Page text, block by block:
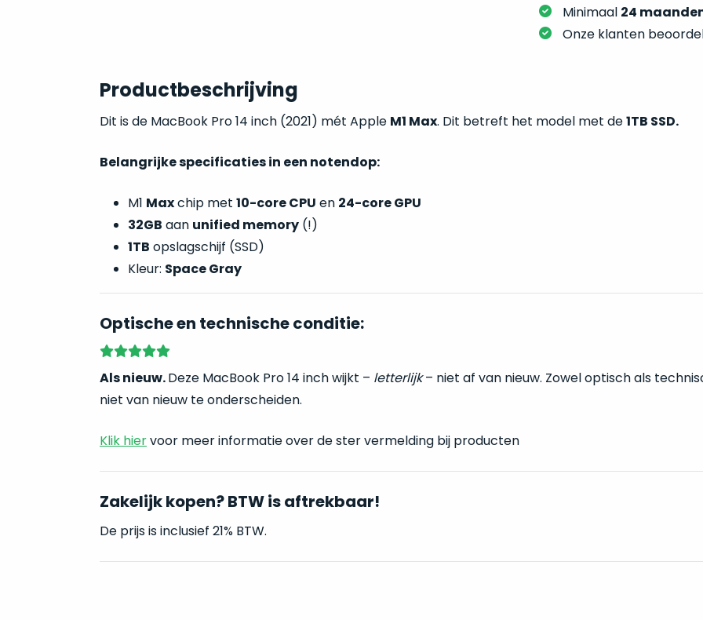
Minimaal 24
Onze klanten
Productbeschrijving
Dit is de MacBook Pro 14 inch (2021) mét Apple M1 Max. Dit betreft het model met de1TB SSD.
Belangrijke specificaties in een notendop:
M1 Maxchip met 10-core CPU en 24-core GPU
32GB aan unified memory(!)
1TB opslagschijf (SSD)
Kleur: Space Gray
Optische en technische conditie:
Als nieuw.Deze MacBook Pro 14 inch wijkt – letterlijk– niet af van nieuw. Zowel optisch als
niet van nieuw te onderscheiden.
Klik hiervoor meer informatie over de ster vermelding bij producten
Zakelijk kopen? BTW is aftrekbaar!
De prijs is inclusief 21% BTW.